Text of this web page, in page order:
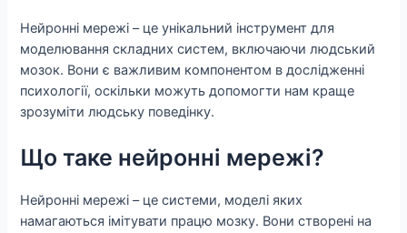
Нейронні мережі – це унікальний інструмент для
моделювання складних систем, включаючи людський
мозок. Вони є важливим компонентом в дослідженні
психології, оскільки можуть допомогти нам краще
зрозуміти людську поведінку.
Що таке нейронні мережі?
Нейронні мережі – це системи, моделі яких
намагаються імітувати працю мозку. Вони створені на